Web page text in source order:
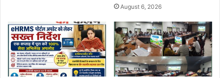
August 6, 2026